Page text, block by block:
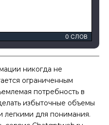
0 СЛОВ
никогда не
ограниченным
потребность в
избыточные объемы
легкими для понимания.